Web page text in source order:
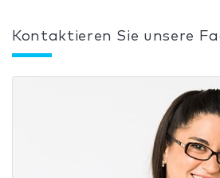
Kontaktieren Sie unsere